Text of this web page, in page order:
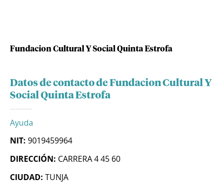
Fundacion Cultural Y Social Quinta Estrofa
Datos de contacto de Fundacion Cultural Y
Social Quinta Estrofa
Ayuda
NIT: 9019459964
DIRECCIÓN: CARRERA 4 45 60
CIUDAD: TUNJA